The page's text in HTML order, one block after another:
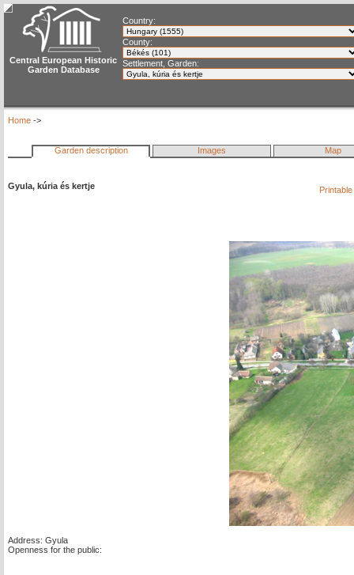
Central European Historic
Garden Database
Country:
County:
Settlement, Garden:
Home ->
Garden description Images Map
Gyula, kúria és kertje
Address: Gyula
Openness for the public: